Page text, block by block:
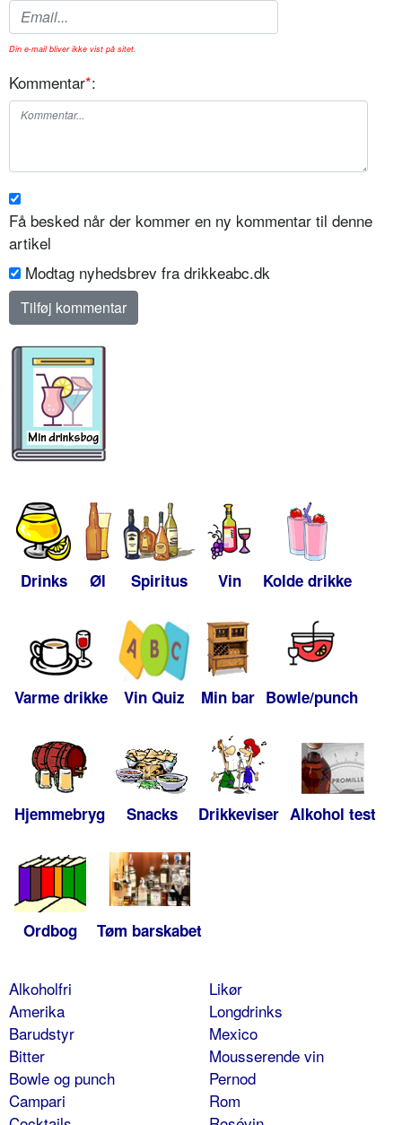
Din e-mail bliver ikke vist på sitet.
Kommentar*:
Få besked når der kommer en ny kommentar til denne
artikel
Modtag nyhedsbrev fra drikkeabc.dk
Drinks Øl Spiritus Vin Kolde drikke
Varme drikke Vin Quiz Min bar Bowle/punch
Hjemmebryg Snacks Drikkeviser Alkohol test
Ordbog Tøm barskabet
Alkoholfri
Amerika
Barudstyr
Bitter
Bowle og punch
Campari
Likør
Longdrinks
Mexico
Mousserende vin
Pernod
Rom